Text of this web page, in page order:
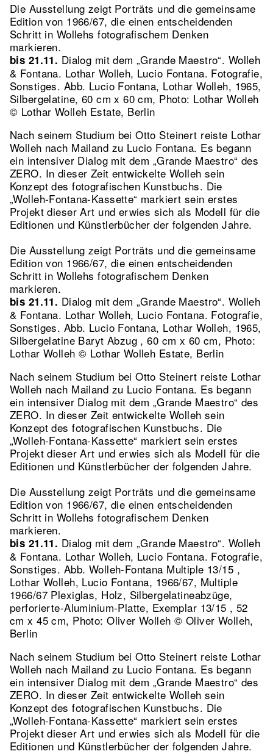
Die Ausstellung zeigt Porträts und die gemeinsame
Edition von 1966/67, die einen entscheidenden
Schritt in Wollehs fotografischem Denken
markieren.
bis 21.11. Dialog mit dem „Grande Maestro“. Wolleh
& Fontana. Lothar Wolleh, Lucio Fontana. Fotografie,
Sonstiges. Abb. Lucio Fontana, Lothar Wolleh, 1965,
Silbergelatine, 60 cm x 60 cm, Photo: Lothar Wolleh
© Lothar Wolleh Estate, Berlin
Nach seinem Studium bei Otto Steinert reiste Lothar
Wolleh nach Mailand zu Lucio Fontana. Es begann
ein intensiver Dialog mit dem „Grande Maestro“ des
ZERO. In dieser Zeit entwickelte Wolleh sein
Konzept des fotografischen Kunstbuchs. Die
„Wolleh-Fontana-Kassette“ markiert sein erstes
Projekt dieser Art und erwies sich als Modell für die
Editionen und Künstlerbücher der folgenden Jahre.
Die Ausstellung zeigt Porträts und die gemeinsame
Edition von 1966/67, die einen entscheidenden
Schritt in Wollehs fotografischem Denken
markieren.
bis 21.11. Dialog mit dem „Grande Maestro“. Wolleh
& Fontana. Lothar Wolleh, Lucio Fontana. Fotografie,
Sonstiges. Abb. Lucio Fontana, Lothar Wolleh, 1965,
Silbergelatine Baryt Abzug , 60 cm x 60 cm, Photo:
Lothar Wolleh © Lothar Wolleh Estate, Berlin
Nach seinem Studium bei Otto Steinert reiste Lothar
Wolleh nach Mailand zu Lucio Fontana. Es begann
ein intensiver Dialog mit dem „Grande Maestro“ des
ZERO. In dieser Zeit entwickelte Wolleh sein
Konzept des fotografischen Kunstbuchs. Die
„Wolleh-Fontana-Kassette“ markiert sein erstes
Projekt dieser Art und erwies sich als Modell für die
Editionen und Künstlerbücher der folgenden Jahre.
Die Ausstellung zeigt Porträts und die gemeinsame
Edition von 1966/67, die einen entscheidenden
Schritt in Wollehs fotografischem Denken
markieren.
bis 21.11. Dialog mit dem „Grande Maestro“. Wolleh
& Fontana. Lothar Wolleh, Lucio Fontana. Fotografie,
Sonstiges. Abb. Wolleh-Fontana Multiple 13/15 ,
Lothar Wolleh, Lucio Fontana, 1966/67, Multiple
1966/67 Plexiglas, Holz, Silbergelatineabzüge,
perforierte-Aluminium-Platte, Exemplar 13/15 , 52
cm x 45 cm, Photo: Oliver Wolleh © Oliver Wolleh,
Berlin
Nach seinem Studium bei Otto Steinert reiste Lothar
Wolleh nach Mailand zu Lucio Fontana. Es begann
ein intensiver Dialog mit dem „Grande Maestro“ des
ZERO. In dieser Zeit entwickelte Wolleh sein
Konzept des fotografischen Kunstbuchs. Die
„Wolleh-Fontana-Kassette“ markiert sein erstes
Projekt dieser Art und erwies sich als Modell für die
Editionen und Künstlerbücher der folgenden Jahre.